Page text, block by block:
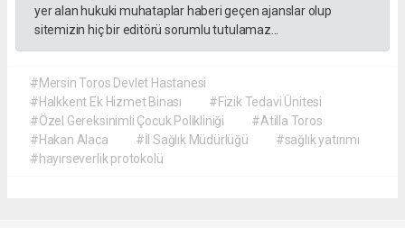
yer alan hukuki muhataplar haberi geçen ajanslar olup
sitemizin hiç bir editörü sorumlu tutulamaz...
#Mersin Toros Devlet Hastanesi
#Halkkent Ek Hizmet Binası
#Fizik Tedavi Ünitesi
#Özel Gereksinimli Çocuk Polikliniği
#Atilla Toros
#Hakan Alaca
#İl Sağlık Müdürlüğü
#sağlık yatırımı
#hayırseverlik protokolü